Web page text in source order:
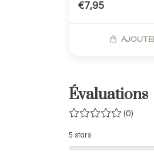
€7,95
Évaluations
(0)
5 stars